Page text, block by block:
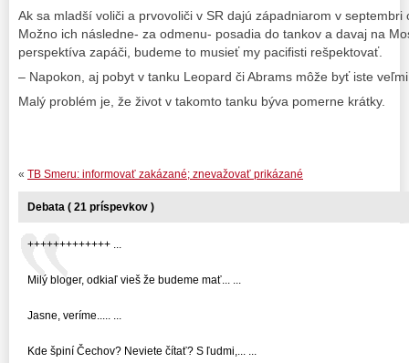
Ak sa mladší voliči a prvovoliči v SR dajú západniarom v
Možno ich následne- za odmenu- posadia do tankov a davaj na
perspektíva zapáči, budeme to musieť my pacifisti rešpektovať.
– Napokon, aj pobyt v tanku Leopard či Abrams môže byť iste
Malý problém je, že život v takomto tanku býva pomerne krátky.
« TB Smeru: informovať zakázané; znevažovať prikázané
Debata ( 21 príspevkov )
+++++++++++++ ...
Milý bloger, odkiaľ vieš že budeme mať... ...
Jasne, veríme..... ...
Kde špiní Čechov? Neviete čítať? S ľudmi,... ...